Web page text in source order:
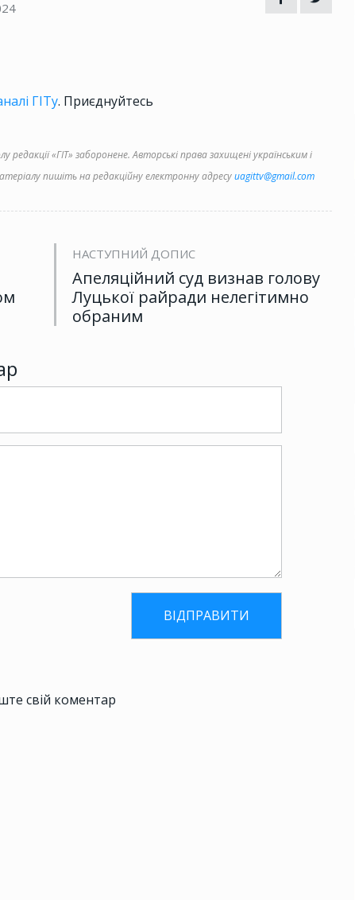
ГІТу. Приєднуйтесь
«ГІТ» заборонене. Авторські права захищені українським і
пишіть на редакційну електронну адресуuagittv@gmail.com
НАСТУПНИЙ ДОПИС
Апеляційний суд визнав голову
Луцької райради нелегітимно
обраним
свій коментар